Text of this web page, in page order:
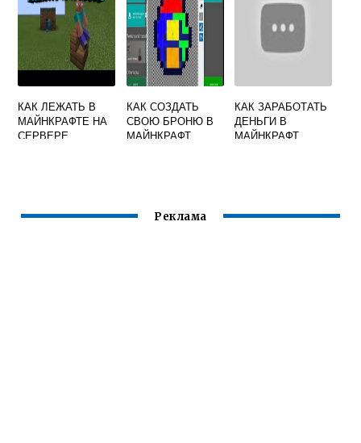
КАК ЛЕЖАТЬ В
МАЙНКРАФТЕ НА
СЕРВЕРЕ
КАК СОЗДАТЬ
СВОЮ БРОНЮ В
МАЙНКРАФТ
КАК ЗАРАБОТАТЬ
ДЕНЬГИ В
МАЙНКРАФТ
Реклама